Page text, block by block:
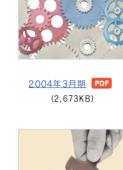
2004年3月期
(2,673KB)